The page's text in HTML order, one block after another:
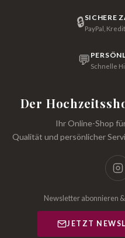
🔒SICHERE
PayPal,
💬 Schnelle
Der
Ihr Online-Shop
Qualität und persönlicher
Newsletter abonnieren
JETZT